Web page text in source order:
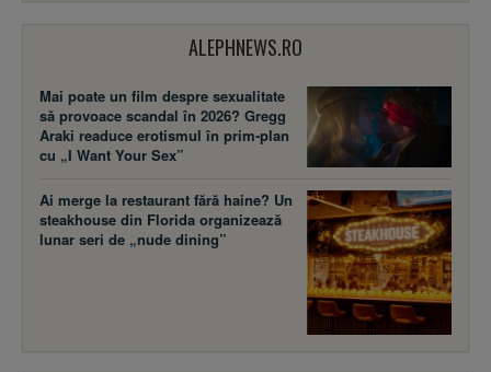
ALEPHNEWS.RO
Mai poate un film despre sexualitate
să provoace scandal în 2026? Gregg
Araki readuce erotismul în prim-plan
cu „I Want Your Sex”
Ai merge la restaurant fără haine? Un
steakhouse din Florida organizează
lunar seri de „nude dining”